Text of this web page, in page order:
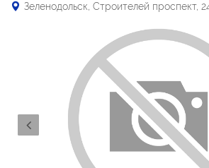
Зеленодольск, Строителей проспект,